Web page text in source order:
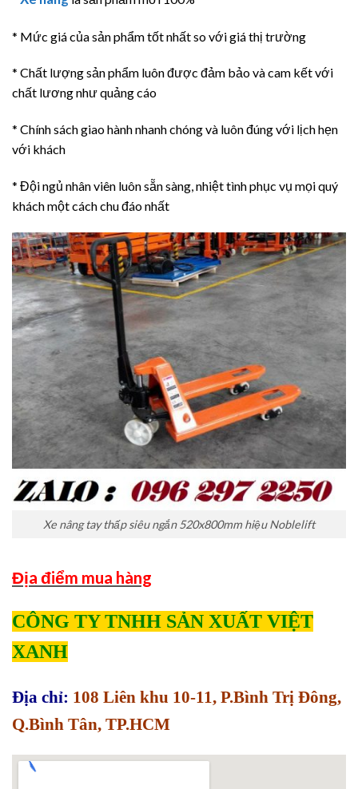
* Mức giá của sản phẩm tốt nhất so với giá thị trường
* Chất lượng sản phẩm luôn được đảm bảo và cam kết với
chất lương như quảng cáo
* Chính sách giao hành nhanh chóng và luôn đúng với lịch hẹn
với khách
* Đội ngủ nhân viên luôn sẵn sàng, nhiệt tình phục vụ mọi quý
khách một cách chu đáo nhất
Xe nâng tay thấp siêu ngắn 520x800mm hiệu Noblelift
Địa điểm mua hàng
CÔNG TY TNHH SẢN XUẤT VIỆT
XANH
Địa chỉ: 108 Liên khu 10-11, P.Bình Trị Đông,
Q.Bình Tân, TP.HCM